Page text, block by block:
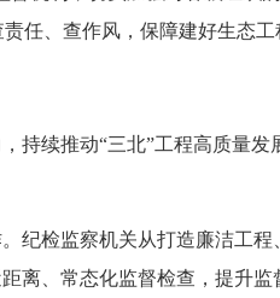
任、查作风，保障建好生态工
续推动“三北”工程高质量发
检监察机关从打造廉洁工程
离、常态化监督检查，提升监